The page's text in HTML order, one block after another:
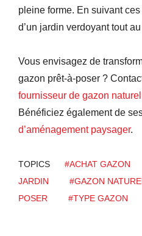
pleine forme. En suivant
d’un jardin verdoyant tout
Vous envisagez de
gazon prêt-à-poser ?
fournisseur de gazon
Bénéficiez également de
d’aménagement paysager.
TOPICS #ACHAT GAZON
JARDIN
#GAZON
POSER
#TYPE GAZON